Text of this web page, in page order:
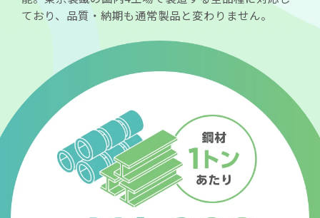
ており、品質・納期も通常製品と変わりません。